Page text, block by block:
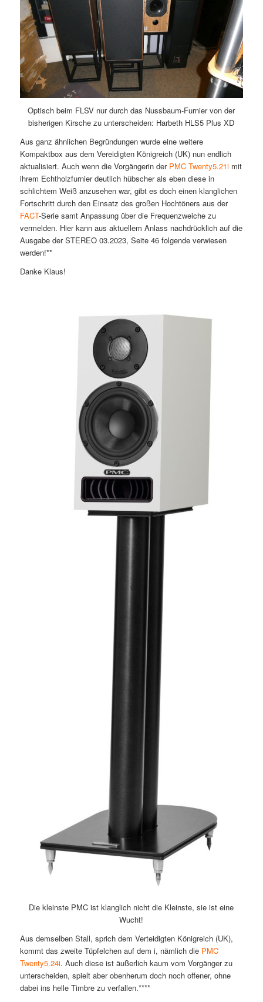
Optisch beim FLSV nur durch das Nussbaum-Furnier von der
bisherigen Kirsche zu unterscheiden: Harbeth HLS5 Plus XD
Aus ganz ähnlichen Begründungen wurde eine weitere
Kompaktbox aus dem Vereidigten Königreich (UK) nun endlich
aktualisiert. Auch wenn die Vorgängerin der PMC Twenty5.21imit
ihrem Echtholzfurnier deutlich hübscher als eben diese in
schlichtem Weiß anzusehen war, gibt es doch einen klanglichen
Fortschritt durch den Einsatz des großen Hochtöners aus der
FACT-Serie samt Anpassung über die Frequenzweiche zu
vermelden. Hier kann aus aktuellem Anlass nachdrücklich auf die
Ausgabe der STEREO 03.2023, Seite 46 folgende verwiesen
werden!**
Danke Klaus!
Die kleinste PMC ist klanglich nicht die Kleinste, sie ist eine
Wucht!
Aus demselben Stall, sprich dem Verteidigten Königreich (UK),
kommt das zweite Tüpfelchen auf dem i, nämlich die PMC
Twenty5.24i. Auch diese ist äußerlich kaum vom Vorgänger zu
unterscheiden, spielt aber obenherum doch noch offener, ohne
dabei ins helle Timbre zu verfallen.****